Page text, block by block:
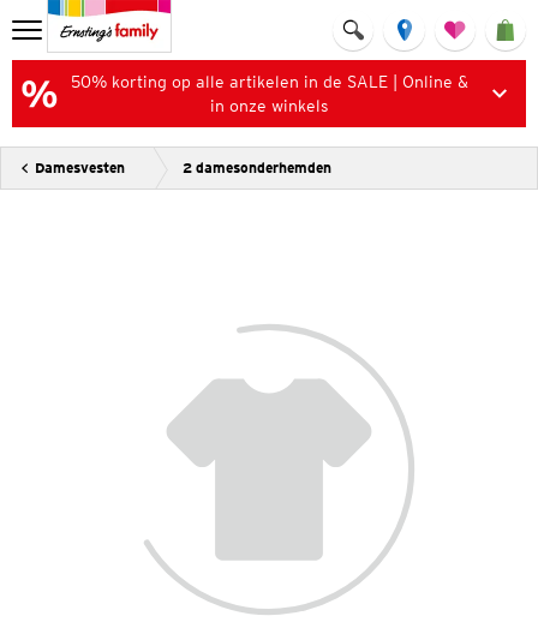
50% korting op alle artikelen in de SALE | Online &
in onze winkels
Damesvesten 2 damesonderhemden